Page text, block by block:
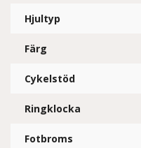
Hjultyp
Färg
Cykelstöd
Ringklocka
Fotbroms